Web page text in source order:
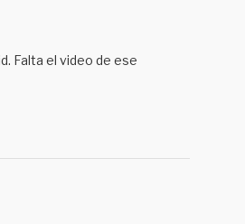
Falta el video de ese
equivocado
tenían porque